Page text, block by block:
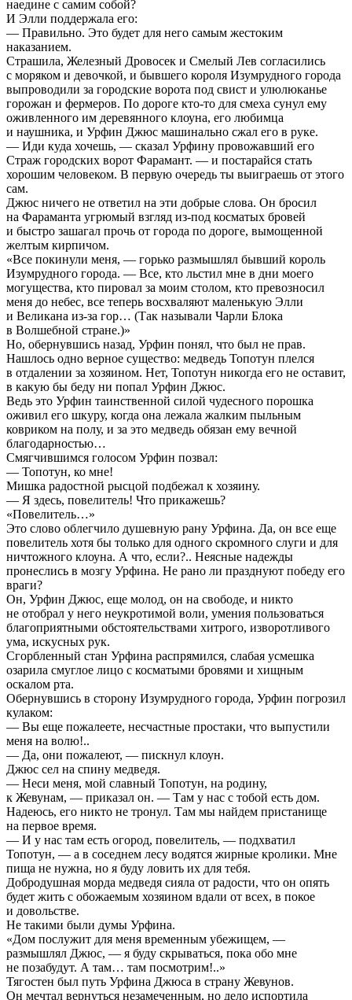
наедине с самим собой?
И Элли поддержала его:
— Правильно. Это будет для него самым жестоким
наказанием.
Страшила, Железный Дровосек и Смелый Лев согласились
с моряком и девочкой, и бывшего короля Изумрудного города
выпроводили за городские ворота под свист и улюлюканье
горожан и фермеров. По дороге кто-то для смеха сунул ему
оживленного им деревянного клоуна, его любимца
и наушника, и Урфин Джюс машинально сжал его в руке.
— Иди куда хочешь, — сказал Урфину провожавший его
Страж городских ворот Фарамант. — и постарайся стать
хорошим человеком. В первую очередь ты выиграешь от этого
сам.
Джюс ничего не ответил на эти добрые слова. Он бросил
на Фараманта угрюмый взгляд из-под косматых бровей
и быстро зашагал прочь от города по дороге, вымощенной
желтым кирпичом.
«Все покинули меня, — горько размышлял бывший король
Изумрудного города. — Все, кто льстил мне в дни моего
могущества, кто пировал за моим столом, кто превозносил
меня до небес, все теперь восхваляют маленькую Элли
и Великана из-за гор… (Так называли Чарли Блока
в Волшебной стране.)»
Но, обернувшись назад, Урфин понял, что был не прав.
Нашлось одно верное существо: медведь Топотун плелся
в отдалении за хозяином. Нет, Топотун никогда его не оставит,
в какую бы беду ни попал Урфин Джюс.
Ведь это Урфин таинственной силой чудесного порошка
оживил его шкуру, когда она лежала жалким пыльным
ковриком на полу, и за это медведь обязан ему вечной
благодарностью…
Смягчившимся голосом Урфин позвал:
— Топотун, ко мне!
Мишка радостной рысцой подбежал к хозяину.
— Я здесь, повелитель! Что прикажешь?
«Повелитель…»
Это слово облегчило душевную рану Урфина. Да, он все еще
повелитель хотя бы только для одного скромного слуги и для
ничтожного клоуна. А что, если?.. Неясные надежды
пронеслись в мозгу Урфина. Не рано ли празднуют победу его
враги?
Он, Урфин Джюс, еще молод, он на свободе, и никто
не отобрал у него неукротимой воли, умения пользоваться
благоприятными обстоятельствами хитрого, изворотливого
ума, искусных рук.
Сгорбленный стан Урфина распрямился, слабая усмешка
озарила смуглое лицо с косматыми бровями и хищным
оскалом рта.
Обернувшись в сторону Изумрудного города, Урфин погрозил
кулаком:
— Вы еще пожалеете, несчастные простаки, что выпустили
меня на волю!..
— Да, они пожалеют, — пискнул клоун.
Джюс сел на спину медведя.
— Неси меня, мой славный Топотун, на родину,
к Жевунам, — приказал он. — Там у нас с тобой есть дом.
Надеюсь, его никто не тронул. Там мы найдем пристанище
на первое время.
— И у нас там есть огород, повелитель, — подхватил
Топотун, — а в соседнем лесу водятся жирные кролики. Мне
пища не нужна, но я буду ловить их для тебя.
Добродушная морда медведя сияла от радости, что он опять
будет жить с обожаемым хозяином вдали от всех, в покое
и довольстве.
Не такими были думы Урфина.
«Дом послужит для меня временным убежищем, —
размышлял Джюс, — я буду скрываться, пока обо мне
не позабудут. А там… там посмотрим!..»
Тягостен был путь Урфина Джюса в страну Жевунов.
Он мечтал вернуться незамеченным, но дело испортила